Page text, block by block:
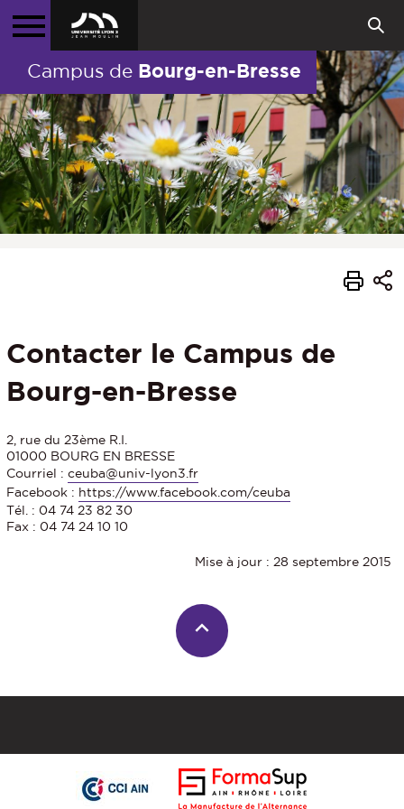
Campus de Bourg-en-Bresse
Contacter le Campus de
Bourg-en-Bresse
2, rue du 23ème R.I.
01000 BOURG EN BRESSE
Courriel : ceuba@univ-lyon3.fr
Facebook : https://www.facebook.com/ceuba
Tél. : 04 74 23 82 30
Fax : 04 74 24 10 10
Mise à jour : 28 septembre 2015